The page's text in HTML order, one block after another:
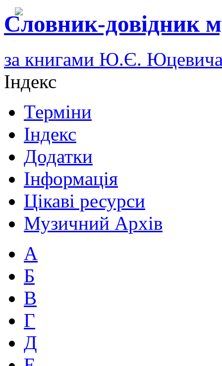
Словник-довідник
за книгами Ю.Є.
Індекс
Терміни
Індекс
Додатки
Інформація
Цікаві ресурси
Музичний Архів
А
Б
В
Г
Д